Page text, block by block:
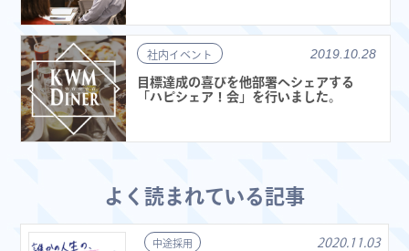
社内イベント 2019.10.28
目標達成の喜びを他部署へシェアする
「ハピシェア！会」を行いました。
よく読まれている記事
中途採用 2020.11.03